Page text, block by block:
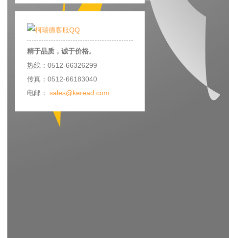
精于品质，诚于价格。
热线：0512-66326299
传真：0512-66183040
电邮： sales@keread.com